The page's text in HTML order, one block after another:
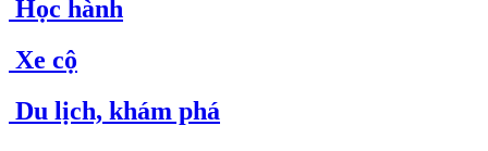
Học hành
Xe cộ
Du lịch, khám phá